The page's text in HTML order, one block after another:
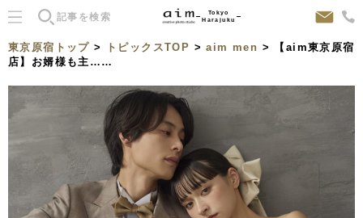
Tokyo
Harajuku
東京原宿トップ > トピックスTOP >aim men > 【aim東京原宿
店】お婿様も主……